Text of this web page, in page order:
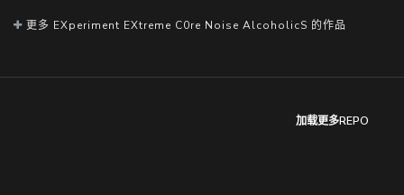
更多 EXperiment EXtreme C0re Noise AlcoholicS 的作品
加载更多REPO